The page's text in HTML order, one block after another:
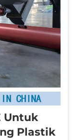
Untuk
Plastik